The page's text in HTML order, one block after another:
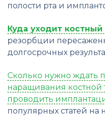
полости рта и
Куда уходит костный
резорбции
долгосрочных
Сколько нужно ждать
наращивания костной
проводить
популярных статей на